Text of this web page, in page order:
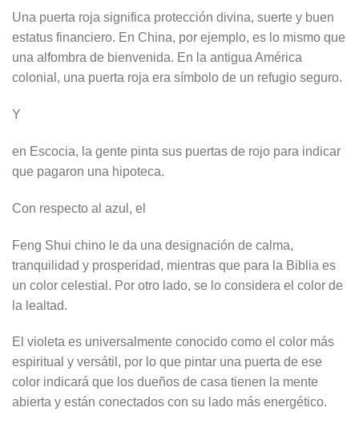
Una puerta roja significa protección divina, suerte y buen
estatus financiero. En China, por ejemplo, es lo mismo que
una alfombra de bienvenida. En la antigua América
colonial, una puerta roja era símbolo de un refugio seguro.
Y
en Escocia, la gente pinta sus puertas de rojo para indicar
que pagaron una hipoteca.
Con respecto al azul, el
Feng Shui chino le da una designación de calma,
tranquilidad y prosperidad, mientras que para la Biblia es
un color celestial. Por otro lado, se lo considera el color de
la lealtad.
El violeta es universalmente conocido como el color más
espiritual y versátil, por lo que pintar una puerta de ese
color indicará que los dueños de casa tienen la mente
abierta y están conectados con su lado más energético.